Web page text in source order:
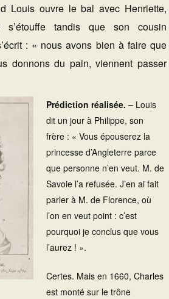
Louis ouvre le bal avec Henriette,
s’étouffe tandis que son cousin
: « nous avons bien à faire que
donnons du pain, viennent passer
Prédiction réalisée. – Louis
dit un jour à Philippe, son
frère : « Vous épouserez la
princesse d’Angleterre parce
que personne n’en veut. M. de
Savoie l’a refusée. J’en ai fait
parler à M. de Florence, où
l’on en veut point : c’est
pourquoi je conclus que vous
l’aurez ! ».
Certes. Mais en 1660, Charles
est monté sur le trône